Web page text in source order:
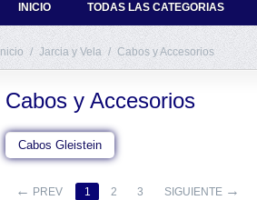
INICIO TODAS LAS CATEGORIAS
Inicio / Jarcia y Vela / Cabos y Accesorios
Cabos y Accesorios
Cabos Gleistein
PREV 1 2 3 SIGUIENTE